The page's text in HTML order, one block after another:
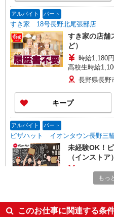
アルバイト パート
すき家 18号長野北尾張部店
すき家の店舗
ど）
時給1,180
高校生時給
＋150円
長野県長野
キープ
アルバイト パート
ピザハット イオンタウン長野三
未経験OK！
（インストア）
時給1,300
祝日 時給
三輪店内
もっ
このお仕事に関連する条